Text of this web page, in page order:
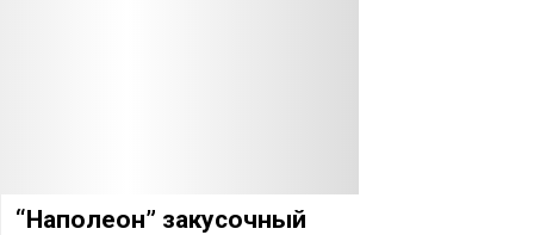
​“Наполеон” закусочный